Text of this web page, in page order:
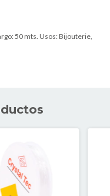
50 mts. Usos: Bijouterie,